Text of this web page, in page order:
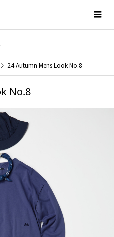
24 Autumn Mens Look No.8
No.8